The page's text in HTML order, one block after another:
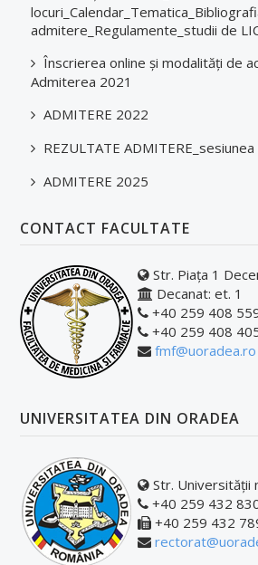
admitere_Regulamente_studii de
Înscrierea online și modalități de
Admiterea 2021
ADMITERE 2022
REZULTATE
ADMITERE 2025
CONTACT FACULTATE
Str. Piața 1
Decanat: et. 1
+40 259 408
+40 259 408
fmf@uoradea.ro
UNIVERSITATEA DIN ORADEA
Str. Universității
+40 259 432
+40 259 432